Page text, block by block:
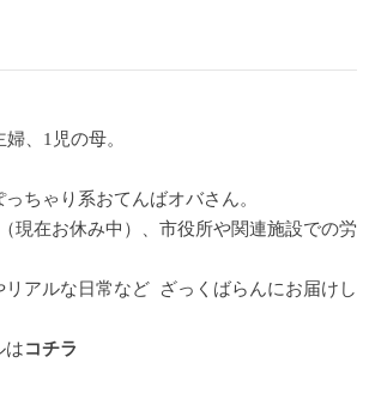
、1児の母。
ちゃり系おてんばオバさん。
現在お休み中）、市役所や関連施設での労
リアルな日常など ざっくばらんにお届けし
はコチラ